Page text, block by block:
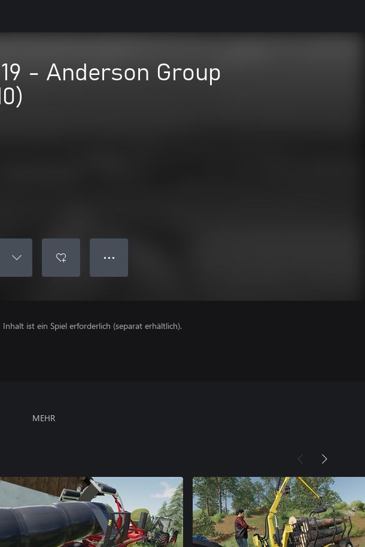
- Anderson Group
● ● ●
Inhalt ist ein Spiel erforderlich (separat erhältlich).
MEHR